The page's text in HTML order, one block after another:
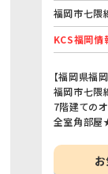
福岡市七隈
KCS福岡情
【福岡県福
福岡市七
7階建ての
全室角部